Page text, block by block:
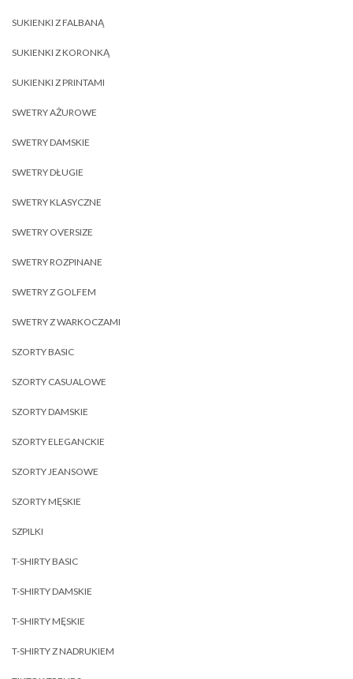
SUKIENKI Z FALBANĄ
SUKIENKI Z KORONKĄ
SUKIENKI Z PRINTAMI
SWETRY AŻUROWE
SWETRY DAMSKIE
SWETRY DŁUGIE
SWETRY KLASYCZNE
SWETRY OVERSIZE
SWETRY ROZPINANE
SWETRY Z GOLFEM
SWETRY Z WARKOCZAMI
SZORTY BASIC
SZORTY CASUALOWE
SZORTY DAMSKIE
SZORTY ELEGANCKIE
SZORTY JEANSOWE
SZORTY MĘSKIE
SZPILKI
T-SHIRTY BASIC
T-SHIRTY DAMSKIE
T-SHIRTY MĘSKIE
T-SHIRTY Z NADRUKIEM